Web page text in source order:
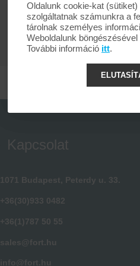
Kapcsolat
1071 Budapest, Peterdy u. 33.
+36(30)933 0482
+36(1)787 50 55
sales@fort.hu
info@fort.hu
Oldalunk cookie-kat
szolgáltatnak számunkra a
tárolnak személyes
Weboldalunk
További információ itt.